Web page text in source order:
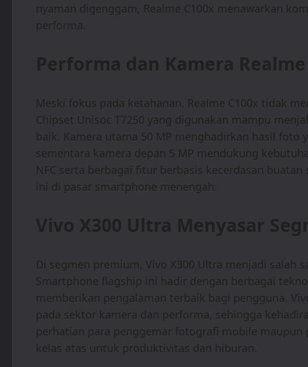
nyaman digenggam, Realme C100x menawarkan
performa.
Performa dan Kamera
Meski fokus pada ketahanan, Realme C100x tidak
Chipset Unisoc T7250 yang digunakan mampu
baik. Kamera utama 50 MP menghadirkan hasil foto
sementara kamera depan 5 MP mendukung
NFC serta berbagai fitur berbasis kecerdasan
ini di pasar smartphone menengah.
Vivo X300 Ultra Menyasar
Di segmen premium, Vivo X300 Ultra menjadi salah
Smartphone flagship ini hadir dengan berbagai
memberikan pengalaman terbaik bagi pengguna.
pada sektor kamera dan performa, sehingga
perhatian para penggemar fotografi mobile
kelas atas untuk produktivitas dan hiburan.